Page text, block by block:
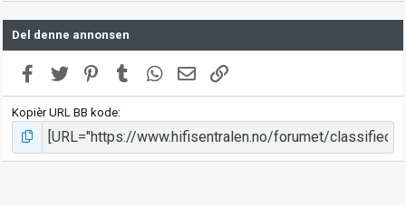
Del denne annonsen
Facebook
Twitter PinterestTumblr WhatsApp
E-postLink
Kopièr URL BB kode